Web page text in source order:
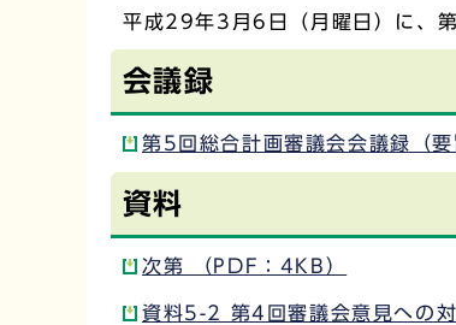
平成29年3月6日（月曜日）に、
会議録
第5回総合計画審議会会議録（
資料
次第 （PDF：4KB）
資料5-2 第4回審議会意見への